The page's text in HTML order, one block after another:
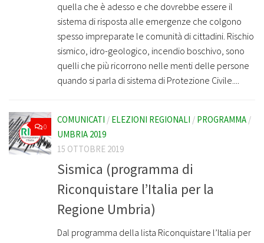
quella che è adesso e che dovrebbe essere il
sistema di risposta alle emergenze che colgono
spesso impreparate le comunità di cittadini. Rischio
sismico, idro-geologico, incendio boschivo, sono
quelli che più ricorrono nelle menti delle persone
quando si parla di sistema di Protezione Civile....
0
COMUNICATI / ELEZIONI REGIONALI / PROGRAMMA /
UMBRIA 2019
15 OTTOBRE 2019
Sismica (programma di
Riconquistare l’Italia per la
Regione Umbria)
Dal programma della lista Riconquistare l’Italia per